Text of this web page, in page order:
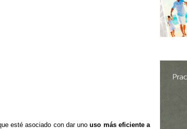
esté asociado con dar unouso más eficiente a